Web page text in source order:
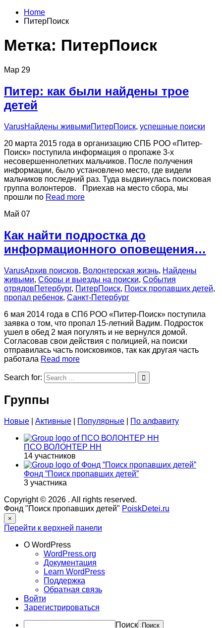
Home
ПитерПоиск
Метка: ПитерПоиск
Мар 29
Питер: как были найдены трое
детей
VarusНайдены живымиПитерПоиск, успешные поиски
20 марта 2015 года в организацию СПБ РОО «Питер-
Поиск» поступила информация о пропаже 3-х
несовершеннолетних мальчиков. После получения
информации, было установлено место, где видели
мальчиков последний раз. Туда выдвинулась поисковая
группа волонтеров. Приехав на место сбора, мы
прошли по Read more
Май 07
Как найти подростка до
информационного оповещения…
VarusАрхив поисков, Волонтерская жизнь, Найдены
живыми, Сборы и выезды на поиски, События
отрядовПетербург, ПитерПоиск, Поиск пропавших детей,
пропал ребенок, Санкт-Петербург
6 мая 2014 года в СПб РОО «Питер-Поиск» поступила
заявка о том, что пропал 15-летний Вадим. Подросток
ушел в обед 2 мая погулять и не вернулся домой.
Согласовав свои действия с полицией, на поиски
отправилась часть поисковиков, так как другая часть
работала Read more
Search for:
Группы
Новые Активные Популярные По алфавиту
ПСО ВОЛОНТЕР НН
14 участников
Фонд ”Поиск пропавших детей”
3 участника
Copyright © 2026 . All rights reserved.
Фонд "Поиск пропавших детей" PoiskDetei.ru
×
Перейти к верхней панели
О WordPress
WordPress.org
Документация
Learn WordPress
Поддержка
Обратная связь
Войти
Зарегистрироваться
Поиск